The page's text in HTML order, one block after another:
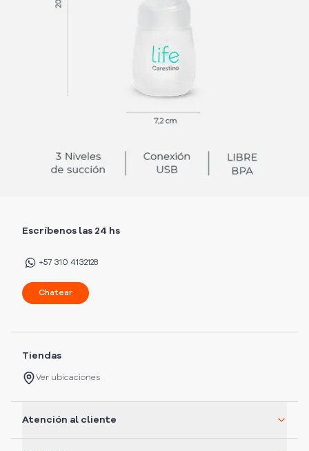
Escríbenos las 24 hs
+57 310 4132128
Chatear
Tiendas
Ver ubicaciones
Atención al cliente